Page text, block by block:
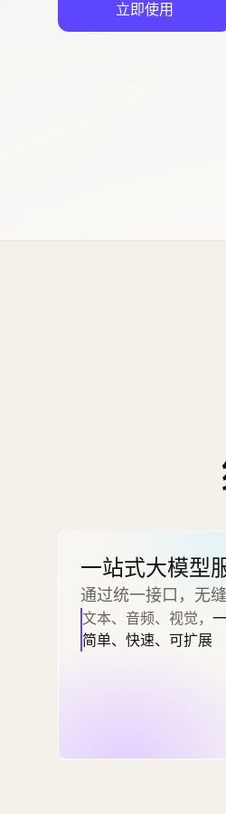
立即使用
一站式大模型
通过统一接口，无
文本、音频、视觉，
简单、快速、可扩展